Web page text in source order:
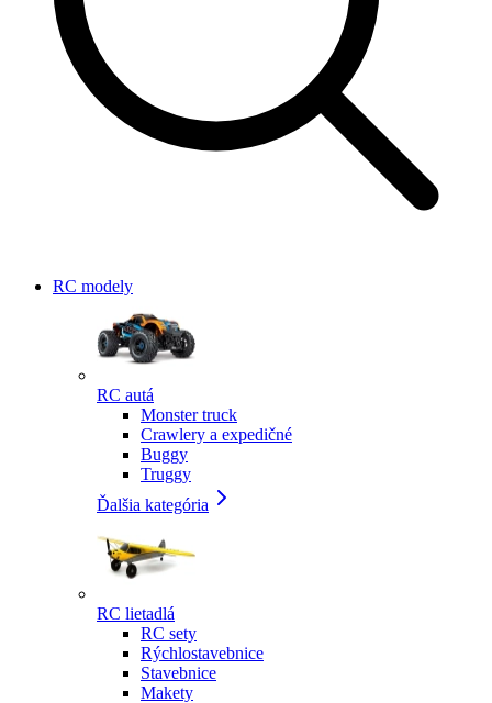
RC modely
RC autá
Monster truck
Crawlery a expedičné
Buggy
Truggy
Ďalšia kategória
RC lietadlá
RC sety
Rýchlostavebnice
Stavebnice
Makety